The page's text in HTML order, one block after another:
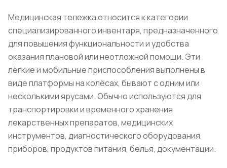
Медицинская тележка относится к категории
специализированного инвентаря, предназначенного
для повышения функциональности и удобства
оказания плановой или неотложной помощи. Эти
лёгкие и мобильные приспособления выполнены в
виде платформы на колёсах, бывают с одним или
несколькими ярусами. Обычно используются для
транспортировки и временного хранения
лекарственных препаратов, медицинских
инструментов, диагностического оборудования,
приборов, продуктов питания, белья, документации.